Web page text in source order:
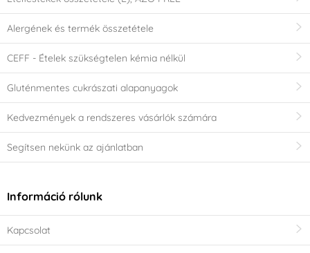
Alergének és termék összetétele
CEFF - Ételek szükségtelen kémia nélkül
Gluténmentes cukrászati alapanyagok
Kedvezmények a rendszeres vásárlók számára
Segítsen nekünk az ajánlatban
Információ rólunk
Kapcsolat